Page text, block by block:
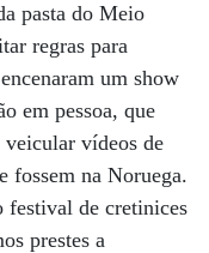
pasta do Meio
regras para
um show
em pessoa, que
veicular vídeos de
fossem na Noruega.
festival de cretinices
prestes a